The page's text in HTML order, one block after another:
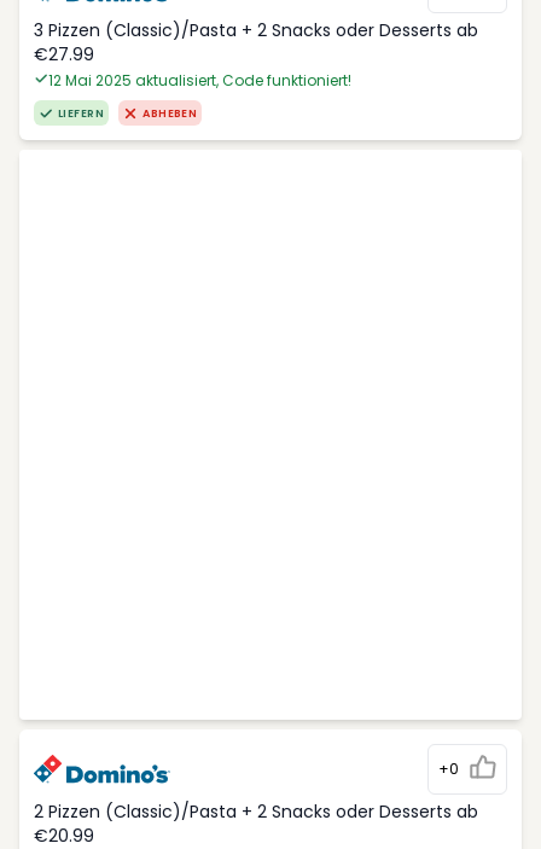
3 Pizzen (Classic)/Pasta + 2 Snacks oder Desserts ab
€27.99
12 Mai 2025 aktualisiert, Code funktioniert!
LIEFERN ABHEBEN
+0
2 Pizzen (Classic)/Pasta + 2 Snacks oder Desserts ab
€20.99